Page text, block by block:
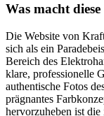
Was macht diese
Die Website von
sich als ein
Bereich des
klare, professionelle
authentische Fotos
prägnantes
hervorzuheben ist